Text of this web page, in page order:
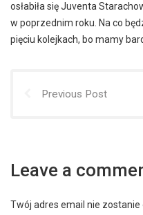
osłabiła się Juventa
w poprzednim roku. Na co
pięciu kolejkach, bo mamy
Previous Post
Leave a
Twój adres email nie zostanie